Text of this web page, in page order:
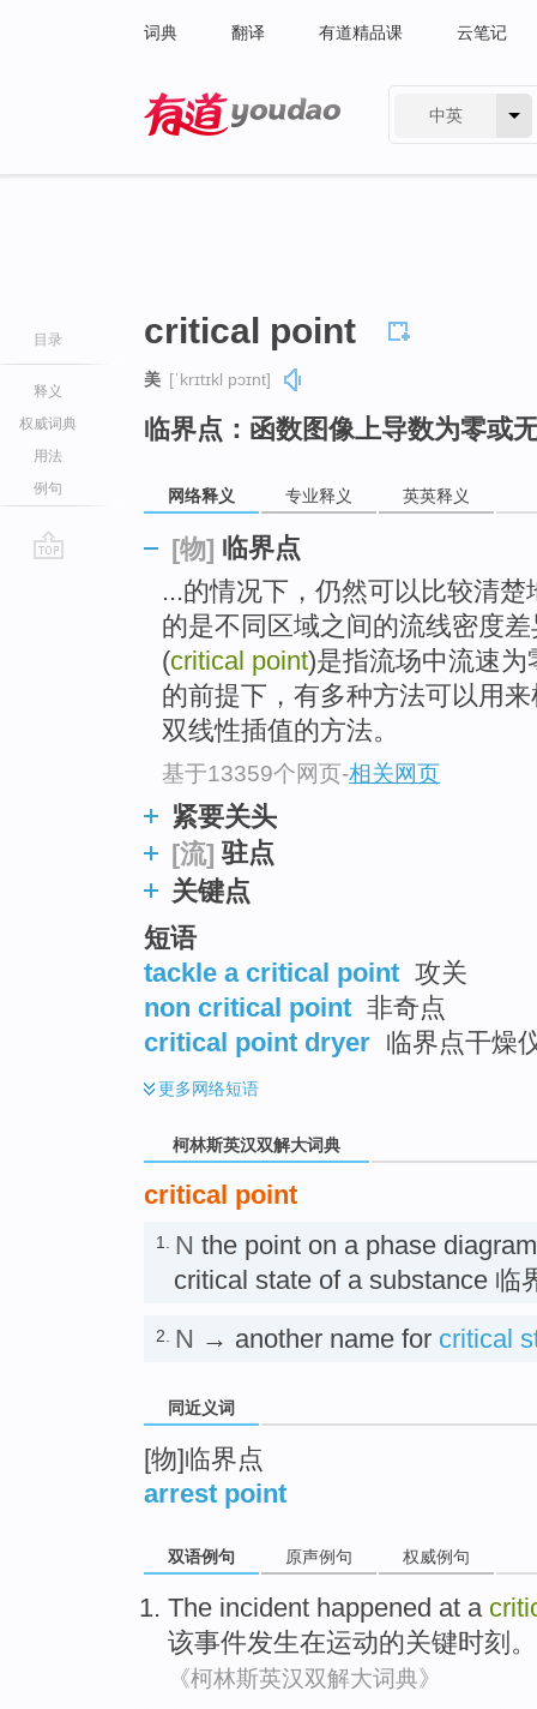
词典 翻译 有道精品课 云笔记
中英
目录
释义
权威词典
用法
例句
critical point
美 [ˈkrɪtɪkl pɔɪnt]
临界点：函数图像上导数为零或
网络释义 专业释义 英英释义
[物] 临界点
...的情况下，仍然可以比较清
的是不同区域之间的流线密度
(critical point)是指流场中流速
的前提下，有多种方法可以用
双线性插值的方法。
基于13359个网页-相关网页
紧要关头
[流] 驻点
关键点
短语
tackle a critical point 攻关
non critical point 非奇点
critical point dryer 临界点干燥
更多网络短语
柯林斯英汉双解大词典
critical point
1. N the point on a phase
critical state of a substance 临
2. N → another name for critical
同近义词
[物]临界点
arrest point
双语例句 原声例句 权威例句
The incident happened at a
该事件发生在运动的关键时刻 。
《柯林斯英汉双解大词典》